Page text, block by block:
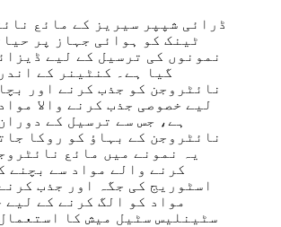
ڈرائی شپپر سیریز کے مائع
ٹینک کو ہوائی جہاز پر
نمونوں کی ترسیل کے لیے
گیا ہے۔ کنٹینر کے
نائٹروجن کو جذب کرنے اور
لیے خصوصی جذب کرنے والا
ہے، جس سے ترسیل کے
نائٹروجن کے بہاؤ کو روکا
یہ نمونے میں مائع
کرنے والے مواد سے بچنے
اسٹوریج کی جگہ اور جذب
مواد کو الگ کرنے کے لیے
سٹینلیس سٹیل میش کا